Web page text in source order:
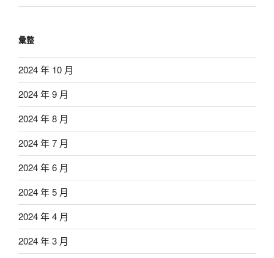
彙整
2024 年 10 月
2024 年 9 月
2024 年 8 月
2024 年 7 月
2024 年 6 月
2024 年 5 月
2024 年 4 月
2024 年 3 月